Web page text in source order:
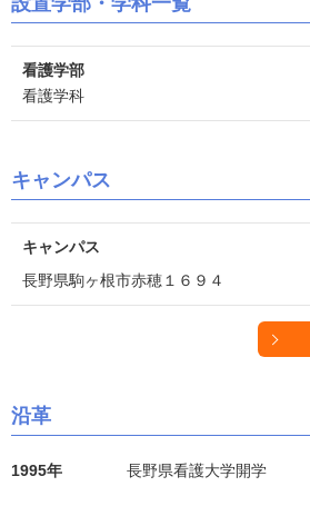
看護学部
看護学科
キャンパス
キャンパス
長野県駒ヶ根市赤穂１６９４
沿革
1995年 長野県看護大学開学